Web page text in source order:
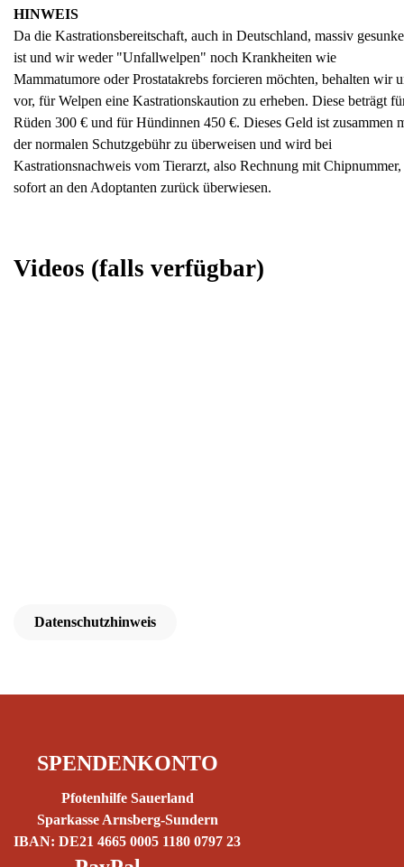
HINWEIS
Da die Kastrationsbereitschaft, auch in Deutschland, massiv
ist und wir weder "Unfallwelpen" noch Krankheiten wie
Mammatumore oder Prostatakrebs forcieren möchten, behalten wir
vor, für Welpen eine Kastrationskaution zu erheben. Diese beträgt
Rüden 300 € und für Hündinnen 450 €. Dieses Geld ist zusammen
der normalen Schutzgebühr zu überweisen und wird bei
Kastrationsnachweis vom Tierarzt, also Rechnung mit Chipnummer,
sofort an den Adoptanten zurück überwiesen.
Videos (falls verfügbar)
Datenschutzhinweis
SPENDENKONTO
Pfotenhilfe Sauerland
Sparkasse Arnsberg-Sundern
IBAN: DE21 4665 0005 1180 0797 23